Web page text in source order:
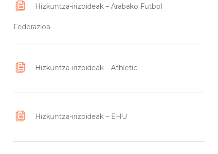
Hizkuntza-irizpideak – Arabako Futbol
Federazioa
Hizkuntza-irizpideak – Athletic
Hizkuntza-irizpideak – EHU